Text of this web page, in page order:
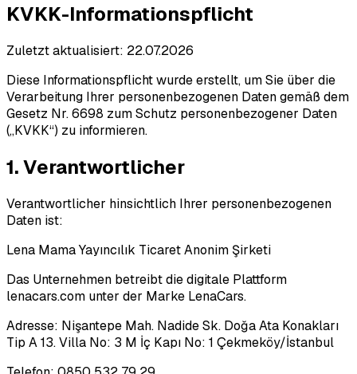
KVKK-Informationspflicht
Zuletzt aktualisiert: 22.07.2026
Diese Informationspflicht wurde erstellt, um Sie über die
Verarbeitung Ihrer personenbezogenen Daten gemäß dem
Gesetz Nr. 6698 zum Schutz personenbezogener Daten
(„KVKK“) zu informieren.
1. Verantwortlicher
Verantwortlicher hinsichtlich Ihrer personenbezogenen
Daten ist:
Lena Mama Yayıncılık Ticaret Anonim Şirketi
Das Unternehmen betreibt die digitale Plattform
lenacars.com unter der Marke LenaCars.
Adresse: Nişantepe Mah. Nadide Sk. Doğa Ata Konakları
Tip A 13. Villa No: 3 M İç Kapı No: 1 Çekmeköy/İstanbul